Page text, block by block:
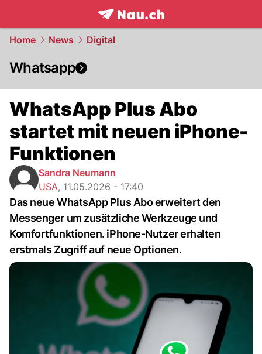
frontpage.NAU.ch
Home News Digital
Whatsapp
WhatsApp Plus Abo
startet mit neuen iPhone-
Funktionen
Sandra Neumann
USA, 11.05.2026 - 17:40
Das neue WhatsApp Plus Abo erweitert den
Messenger um zusätzliche Werkzeuge und
Komfortfunktionen. iPhone-Nutzer erhalten
erstmals Zugriff auf neue Optionen.